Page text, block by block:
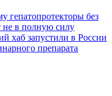
гепатопротекторы без
не в полную силу
хаб запустили в России
препарата